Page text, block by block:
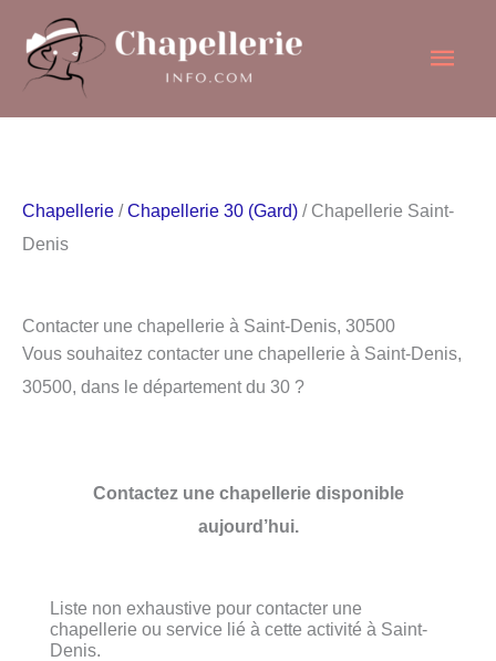
contenu
Chapellerie /Chapellerie 30 (Gard) / Chapellerie Saint-
Denis
Contacter une chapellerie à Saint-Denis, 30500
Vous souhaitez contacter une chapellerie à Saint-Denis,
30500, dans le département du 30 ?
Contactez une chapellerie disponible
aujourd’hui.
Liste non exhaustive pour contacter une
chapellerie ou service lié à cette activité à Saint-
Denis.